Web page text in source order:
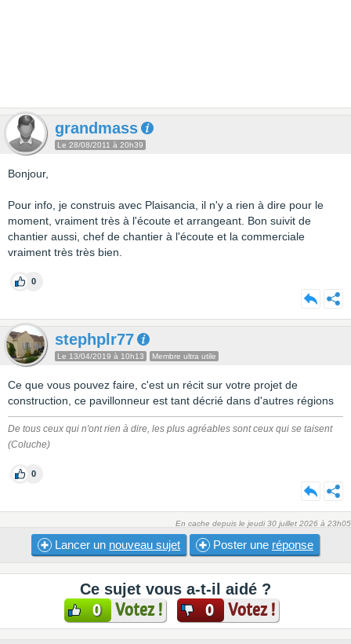
grandmass
Le 28/08/2011 à 20h39
Bonjour,
Pour info, je construis avec Plaisancia, il n'y a rien à dire pour le
moment, vraiment très à l'écoute et arrangeant. Bon suivit de
chantier aussi, chef de chantier à l'écoute et la commerciale
vraiment très très bien.
0
stephplr77
Le 13/04/2019 à 10h13 Membre ultra utile
Ce que vous pouvez faire, c'est un récit sur votre projet de
construction, ce pavillonneur est tant décrié dans d'autres régions
De tous ceux qui n'ont rien à dire, les plus agréables sont ceux qui se taisent
(Coluche)
0
En cache depuis le jeudi 30 juillet 2026 à 23h05
Lancer un nouveau sujet Poster une réponse
Ce sujet vous a-t-il aidé ?
0 Votez ! 0 Votez !